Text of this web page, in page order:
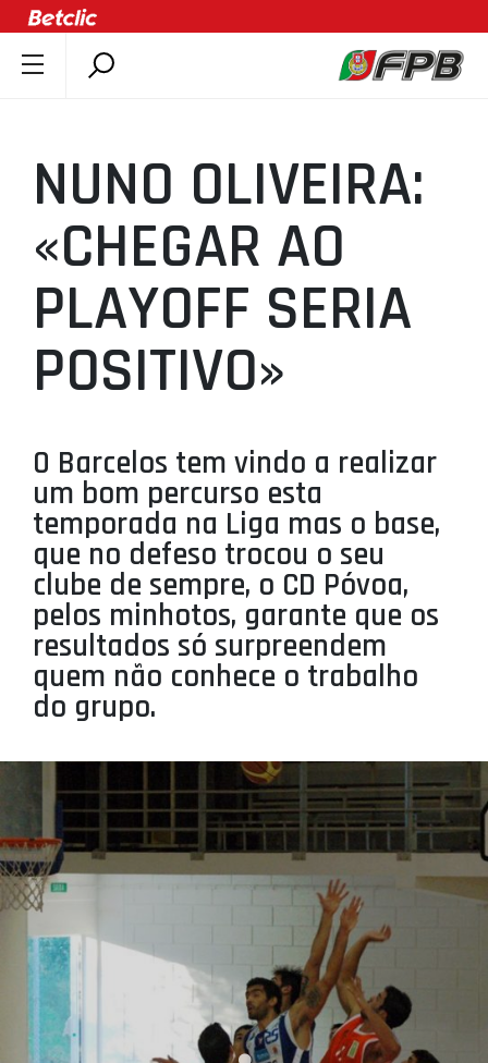
ÚLTIMAS
COMPETIÇÕES
ASSOCIAÇÕES
CLUBES
AGENTES
AGENDA
MINIBASQUETE
ÁREA TÉCNICA
PROJETOS
LIGA BETCLIC MASCULINA
LIGA BETCLIC FEMININA
NUNO OLIVEIRA:
«CHEGAR AO
PLAYOFF SERIA
POSITIVO»
O Barcelos tem vindo a realizar
um bom percurso esta
temporada na Liga mas o base,
que no defeso trocou o seu
clube de sempre, o CD Póvoa,
pelos minhotos, garante que os
resultados só surpreendem
quem não conhece o trabalho
do grupo.